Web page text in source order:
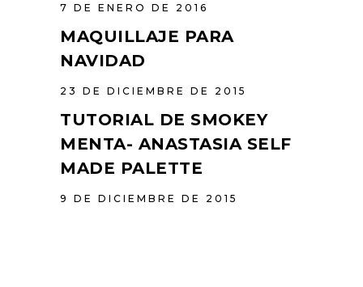
7 DE ENERO DE 2016
MAQUILLAJE PARA
NAVIDAD
23 DE DICIEMBRE DE 2015
TUTORIAL DE SMOKEY
MENTA- ANASTASIA SELF
MADE PALETTE
9 DE DICIEMBRE DE 2015